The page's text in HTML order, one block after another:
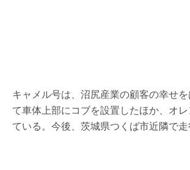
キャメル号は、沼尻産業の顧客の幸せ
て車体上部にコブを設置したほか、オ
ている。今後、茨城県つくば市近隣で走